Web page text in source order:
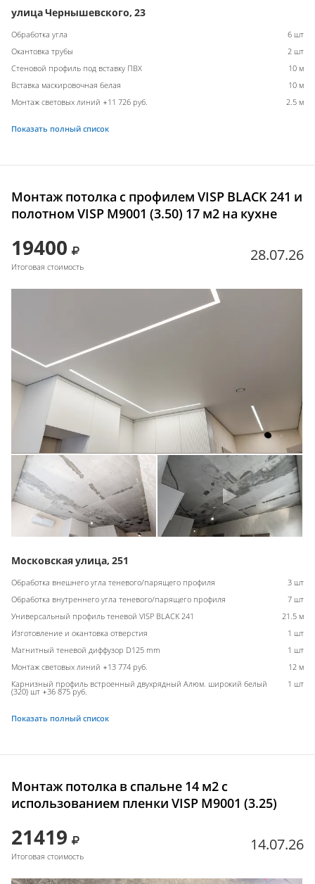
улица Чернышевского, 23
Обработка угла
6 шт
Окантовка трубы
2 шт
Стеновой профиль под вставку ПВХ
10 м
Вставка маскировочная белая
10 м
Монтаж световых линий +11 726 руб.
2.5 м
Показать полный список
Монтаж потолка с профилем VISP BLACK 241 и
полотном VISP M9001 (3.50) 17 м2 на кухне
19400
Итоговая стоимость
28.07.26
Московская улица, 251
Обработка внешнего угла теневого/парящего профиля
3 шт
Обработка внутреннего угла теневого/парящего профиля
7 шт
Универсальный профиль теневой VISP BLACK 241
21.5 м
Изготовление и окантовка отверстия
1 шт
Магнитный теневой диффузор D125 mm
1 шт
Монтаж световых линий +13 774 руб.
12 м
Карнизный профиль встроенный двухрядный Алюм. широкий белый
(320) шт +36 875 руб.
1 шт
Показать полный список
Монтаж потолка в спальне 14 м2 с
использованием пленки VISP M9001 (3.25)
21419
Итоговая стоимость
14.07.26